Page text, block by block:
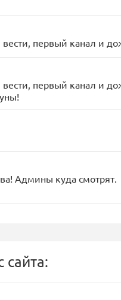
первый канал и
первый канал и
Админы куда смотрят.